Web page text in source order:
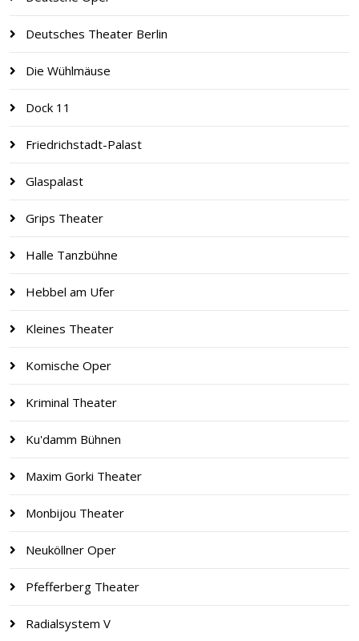
Deutsches Theater Berlin
Die Wühlmäuse
Dock 11
Friedrichstadt-Palast
Glaspalast
Grips Theater
Halle Tanzbühne
Hebbel am Ufer
Kleines Theater
Komische Oper
Kriminal Theater
Ku'damm Bühnen
Maxim Gorki Theater
Monbijou Theater
Neuköllner Oper
Pfefferberg Theater
Radialsystem V